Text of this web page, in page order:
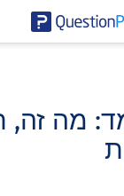
מה זה,